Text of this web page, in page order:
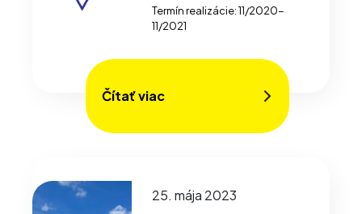
Termín realizácie: 11/2020-
11/2021
Čítať viac
25. mája 2023